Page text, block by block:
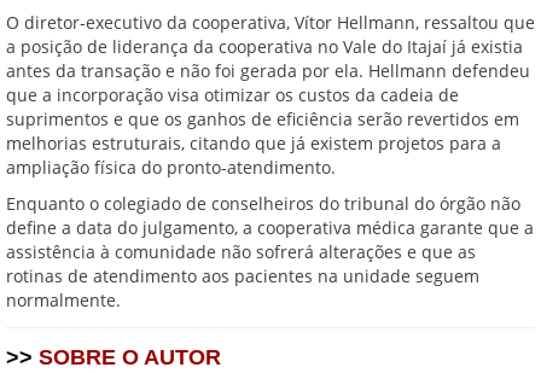
O diretor-executivo da cooperativa, Vítor Hellmann, ressaltou que
a posição de liderança da cooperativa no Vale do Itajaí já existia
antes da transação e não foi gerada por ela. Hellmann defendeu
que a incorporação visa otimizar os custos da cadeia de
suprimentos e que os ganhos de eficiência serão revertidos em
melhorias estruturais, citando que já existem projetos para a
ampliação física do pronto-atendimento.
Enquanto o colegiado de conselheiros do tribunal do órgão não
define a data do julgamento, a cooperativa médica garante que a
assistência à comunidade não sofrerá alterações e que as
rotinas de atendimento aos pacientes na unidade seguem
normalmente.
>> SOBRE O AUTOR